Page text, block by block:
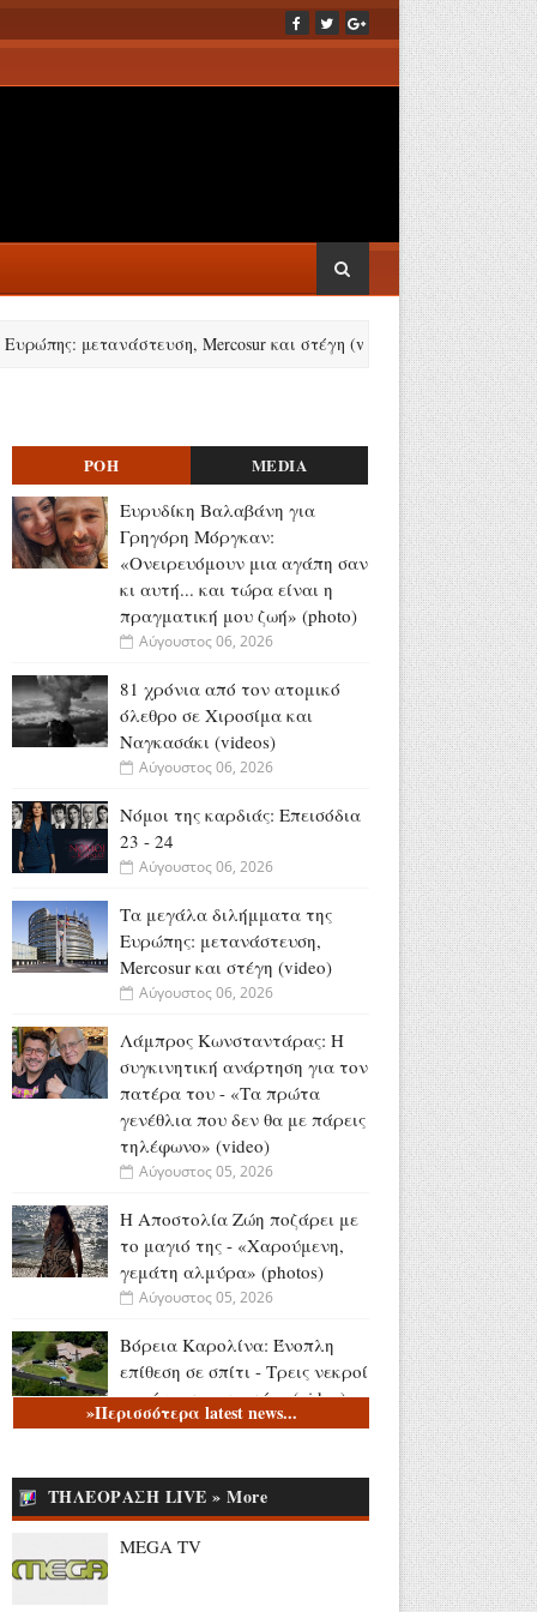
μετανάστευση, Mercosur και στέγη (video) Λάμπρος
ΡΟΗ MEDIA
Ευρυδίκη Βαλαβάνη για
Γρηγόρη Μόργκαν:
«Oνειρευόμουν μια αγάπη σαν
κι αυτή... και τώρα είναι η
πραγματική μου ζωή» (photo)
Αύγουστος 06, 2026
81 χρόνια από τον ατομικό
όλεθρο σε Χιροσίμα και
Ναγκασάκι (videos)
Αύγουστος 06, 2026
Νόμοι της καρδιάς: Επεισόδια
23 - 24
Αύγουστος 06, 2026
Τα μεγάλα διλήμματα της
Ευρώπης: μετανάστευση,
Mercosur και στέγη (video)
Αύγουστος 06, 2026
Λάμπρος Κωνσταντάρας: H
συγκινητική ανάρτηση για τον
πατέρα του - «Τα πρώτα
γενέθλια που δεν θα με πάρεις
τηλέφωνο» (video)
Αύγουστος 05, 2026
Η Αποστολία Ζώη ποζάρει με
το μαγιό της - «Χαρούμενη,
γεμάτη αλμύρα» (photos)
Αύγουστος 05, 2026
Βόρεια Καρολίνα: Ένοπλη
επίθεση σε σπίτι - Τρεις νεκροί
και ένας τραυματίας (video)
Αύγουστος 05, 2026
αποχαιρετά τον Θοδωρή
Κατσωνόπουλο
Αύγουστος 05, 2026
»Περισσότερα latest news...
ΤΗΛΕΟΡΑΣΗ LIVE » More
MEGA TV